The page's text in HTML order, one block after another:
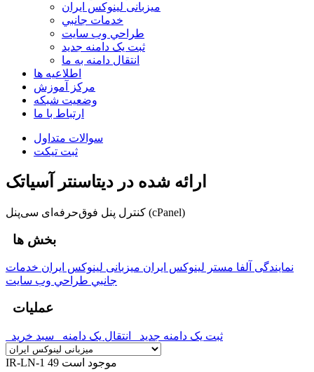
میزبانی لینوکس ایران
خدمات جانبي
طراحي وب سايت
ثبت یک دامنه جدید
انتقال دامنه به ما
اطلاعیه ها
مرکز آموزش
وضعیت شبکه
ارتباط با ما
سوالات متداول
ثبت تیکت
ارائه شده در دیتاسنتر آسیاتک
کنترل پنل فوق‌حرفه‌ای سی‌پنل (cPanel)
بخش ها
نمایندگی آلفا مستر لینوکس ایران میزبانی لینوکس ایران خدمات
جانبي طراحي وب سايت
عملیات
ثبت یک دامنه جدید انتقال یک دامنه سبد خرید
IR-LN-1 49 موجود است